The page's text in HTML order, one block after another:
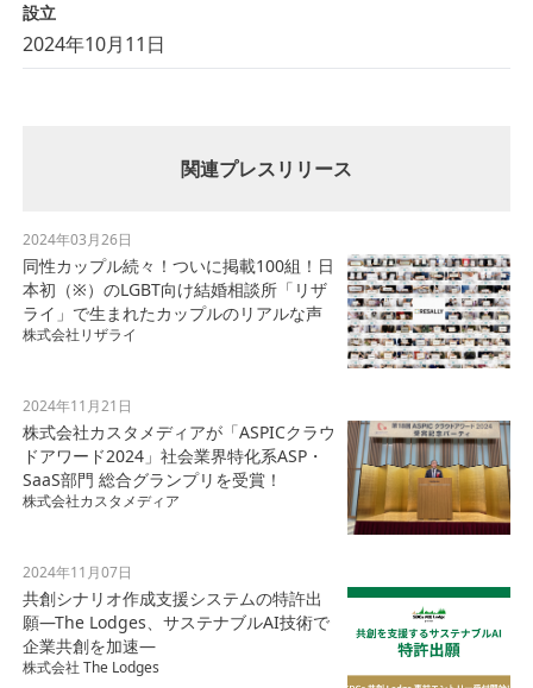
設立
2024年10月11日
関連プレスリリース
2024年03月26日
同性カップル続々！ついに掲載100組！日
本初（※）のLGBT向け結婚相談所「リザ
ライ」で生まれたカップルのリアルな声
株式会社リザライ
2024年11月21日
株式会社カスタメディアが「ASPICクラウ
ドアワード2024」社会業界特化系ASP・
SaaS部門 総合グランプリを受賞！
株式会社カスタメディア
2024年11月07日
共創シナリオ作成支援システムの特許出
願—The Lodges、サステナブルAI技術で
企業共創を加速—
株式会社 The Lodges